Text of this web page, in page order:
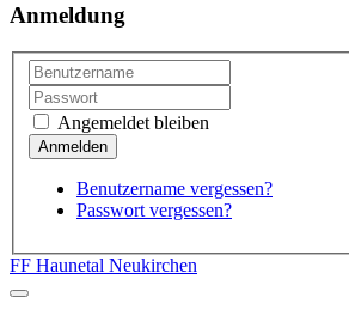
Anmeldung
Angemeldet bleiben
Benutzername vergessen?
Passwort vergessen?
FF Haunetal Neukirchen